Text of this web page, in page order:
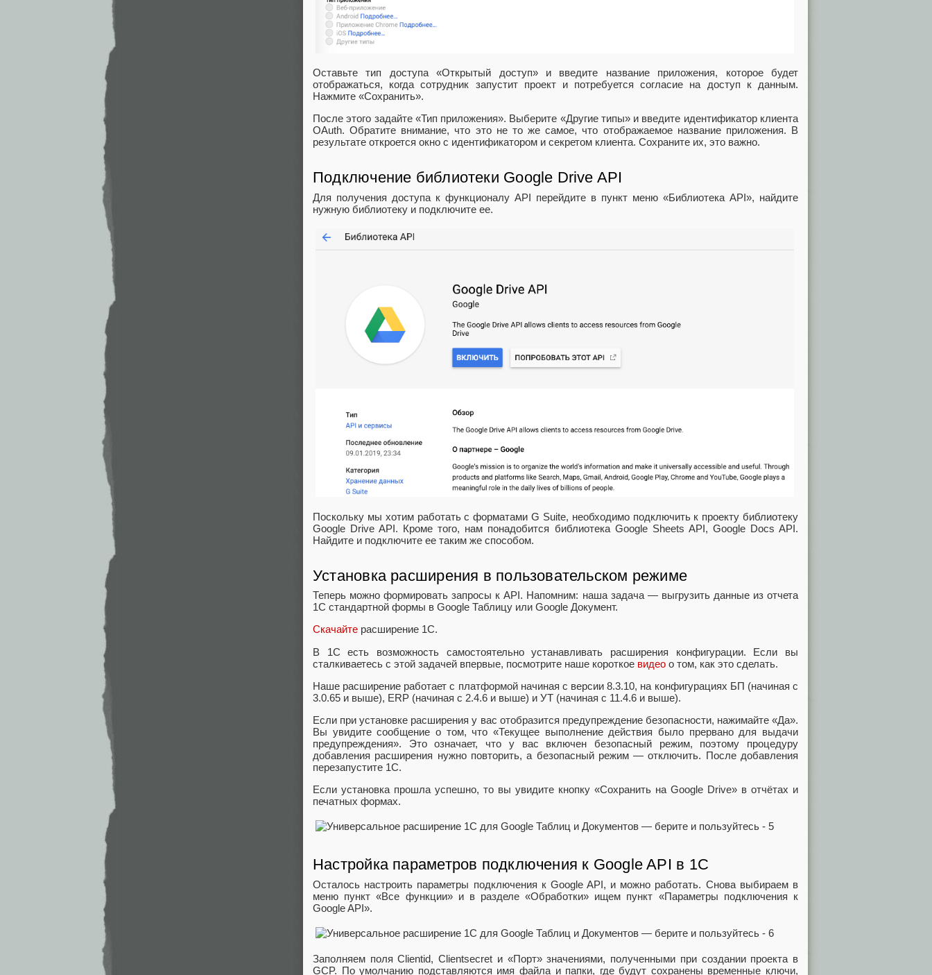
Оставьте тип доступа «Открытый доступ» и введите название приложения, которое будет
отображаться, когда сотрудник запустит проект и потребуется согласие на доступ к данным.
Нажмите «Сохранить».
После этого задайте «Тип приложения». Выберите «Другие типы» и введите идентификатор клиента
OAuth. Обратите внимание, что это не то же самое, что отображаемое название приложения. В
результате откроется окно с идентификатором и секретом клиента. Сохраните их, это важно.
Подключение библиотеки Google Drive API
Для получения доступа к функционалу API перейдите в пункт меню «Библиотека API», найдите
нужную библиотеку и подключите ее.
Поскольку мы хотим работать с форматами G Suite, необходимо подключить к проекту библиотеку
Google Drive API. Кроме того, нам понадобится библиотека Google Sheets API, Google Docs API.
Найдите и подключите ее таким же способом.
Установка расширения в пользовательском режиме
Теперь можно формировать запросы к API. Напомним: наша задача — выгрузить данные из отчета
1С стандартной формы в Google Таблицу или Google Документ.
Скачайте расширение 1С.
В 1С есть возможность самостоятельно устанавливать расширения конфигурации. Если вы
сталкиваетесь с этой задачей впервые, посмотрите наше короткое видео о том, как это сделать.
Наше расширение работает с платформой начиная с версии 8.3.10, на конфигурациях БП (начиная с
3.0.65 и выше), ERP (начиная с 2.4.6 и выше) и УТ (начиная с 11.4.6 и выше).
Если при установке расширения у вас отобразится предупреждение безопасности, нажимайте «Да».
Вы увидите сообщение о том, что «Текущее выполнение действия было прервано для выдачи
предупреждения». Это означает, что у вас включен безопасный режим, поэтому процедуру
добавления расширения нужно повторить, а безопасный режим — отключить. После добавления
перезапустите 1С.
Если установка прошла успешно, то вы увидите кнопку «Сохранить на Google Drive» в отчётах и
печатных формах.
Настройка параметров подключения к Google API в 1С
Осталось настроить параметры подключения к Google API, и можно работать. Снова выбираем в
меню пункт «Все функции» и в разделе «Обработки» ищем пункт «Параметры подключения к
Google API».
Заполняем поля Clientid, Clientsecret и «Порт» значениями, полученными при создании проекта в
GCP. По умолчанию подставляются имя файла и папки, где будут сохранены временные ключи,